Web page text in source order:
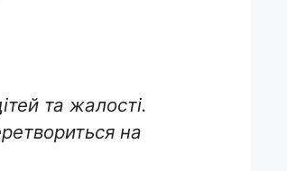
та жалості.
на